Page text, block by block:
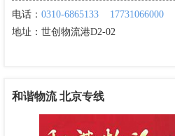
电话： 0310-6865133 17731066000
地址： 世创物流港D2-02
和谐物流 北京专线